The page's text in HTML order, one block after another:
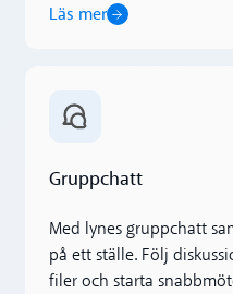
Läs mer
Gruppchatt
Med lynes gruppchatt
på ett ställe. Följ
filer och starta
Läs mer